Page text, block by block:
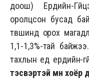
доош) Ердийн-
оролцсон бусад
түвшинд орох
1,1-1,3%-тай
тахлын үед ердийн-
тэсвэртэй мөн хоёр